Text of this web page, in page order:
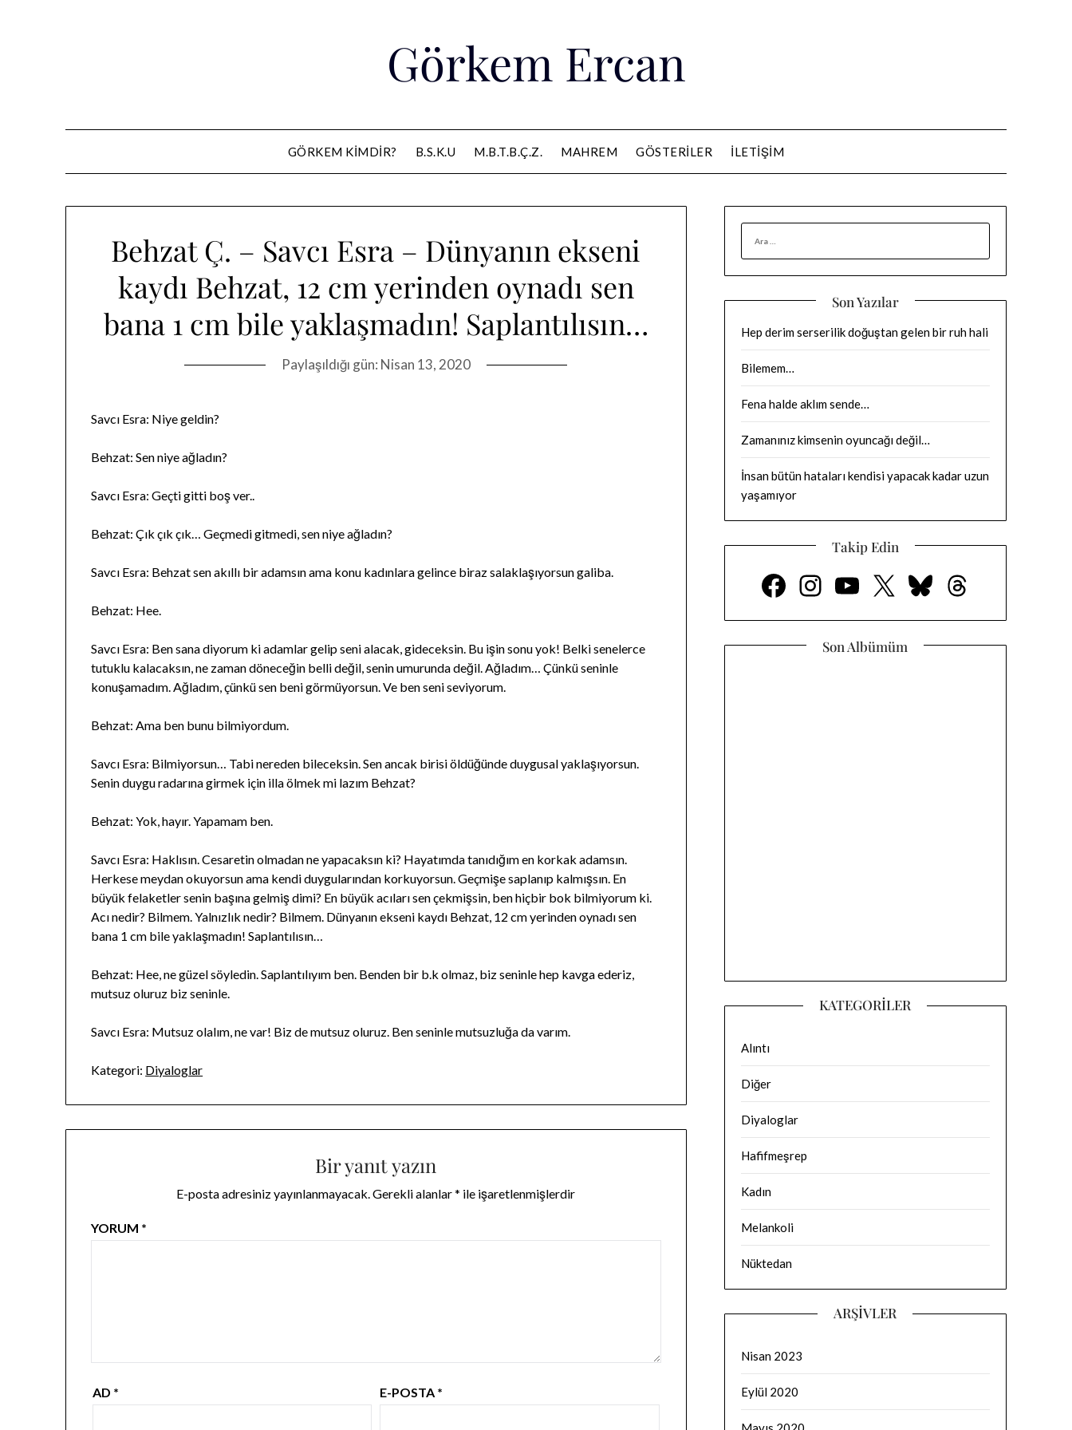
Görkem Ercan
GÖRKEM KIMDIR? B.S.K.U M.B.T.B.Ç.Z. MAHREM GÖSTERILER İLETIŞIM
Behzat Ç. – Savcı Esra – Dünyanın ekseni
kaydı Behzat, 12 cm yerinden oynadı sen
bana 1 cm bile yaklaşmadın! Saplantılısın…
Paylaşıldığı gün: Nisan 13, 2020
Savcı Esra: Niye geldin?
Behzat: Sen niye ağladın?
Savcı Esra: Geçti gitti boş ver..
Behzat: Çık çık çık… Geçmedi gitmedi, sen niye ağladın?
Savcı Esra: Behzat sen akıllı bir adamsın ama konu kadınlara gelince biraz salaklaşıyorsun galiba.
Behzat: Hee.
Savcı Esra: Ben sana diyorum ki adamlar gelip seni alacak, gideceksin. Bu işin sonu yok! Belki senelerce
tutuklu kalacaksın, ne zaman döneceğin belli değil, senin umurunda değil. Ağladım… Çünkü seninle
konuşamadım. Ağladım, çünkü sen beni görmüyorsun. Ve ben seni seviyorum.
Behzat: Ama ben bunu bilmiyordum.
Savcı Esra: Bilmiyorsun… Tabi nereden bileceksin. Sen ancak birisi öldüğünde duygusal yaklaşıyorsun.
Senin duygu radarına girmek için illa ölmek mi lazım Behzat?
Behzat: Yok, hayır. Yapamam ben.
Savcı Esra: Haklısın. Cesaretin olmadan ne yapacaksın ki? Hayatımda tanıdığım en korkak adamsın.
Herkese meydan okuyorsun ama kendi duygularından korkuyorsun. Geçmişe saplanıp kalmışsın. En
büyük felaketler senin başına gelmiş dimi? En büyük acıları sen çekmişsin, ben hiçbir bok bilmiyorum ki.
Acı nedir? Bilmem. Yalnızlık nedir? Bilmem. Dünyanın ekseni kaydı Behzat, 12 cm yerinden oynadı sen
bana 1 cm bile yaklaşmadın! Saplantılısın…
Behzat: Hee, ne güzel söyledin. Saplantılıyım ben. Benden bir b.k olmaz, biz seninle hep kavga ederiz,
mutsuz oluruz biz seninle.
Savcı Esra: Mutsuz olalım, ne var! Biz de mutsuz oluruz. Ben seninle mutsuzluğa da varım.
Kategori: Diyaloglar
Bir yanıt yazın
E-posta adresiniz yayınlanmayacak.Gerekli alanlar* ile işaretlenmişlerdir
YORUM *
AD * E-POSTA *
Son Yazılar
Hep derim serserilik doğuştan gelen bir ruh hali
Bilemem…
Fena halde aklım sende…
Zamanınız kimsenin oyuncağı değil…
İnsan bütün hataları kendisi yapacak kadar uzun
yaşamıyor
Takip Edin
Facebook
Instagram
YouTube
X Bluesky
Thread (iş parçacığı) sayısı
Son Albümüm
KATEGORILER
Alıntı
Diğer
Diyaloglar
Hafifmeşrep
Kadın
Melankoli
Nüktedan
ARŞIVLER
Nisan 2023
Eylül 2020